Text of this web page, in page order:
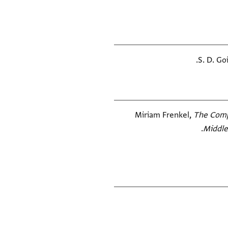
S. D.
Miriam Frenkel, The